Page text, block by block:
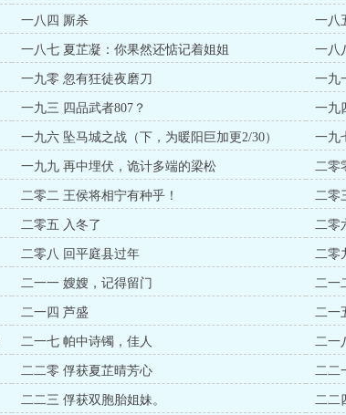
一八四 厮杀 一八
一八七 夏芷凝：你果然还惦记着姐姐 一八
一九零 忽有狂徒夜磨刀 一九
一九三 四品武者807？ 一九
一九六 坠马城之战（下，为暖阳巨加更2/30） 一九
一九九 再中埋伏，诡计多端的梁松 二零
二零二 王侯将相宁有种乎！ 二零
二零五 入冬了 二零
二零八 回平庭县过年 二零
二一一 嫂嫂，记得留门 二一
二一四 芦盛 二一
二一七 帕中诗镯，佳人 二一
二二零 俘获夏芷晴芳心 二二
二二三 俘获双胞胎姐妹。 二二